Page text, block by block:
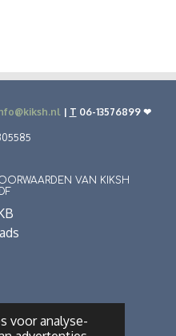
voor analyse-
| T 06-13576899 ❤︎
VAN KIKSH